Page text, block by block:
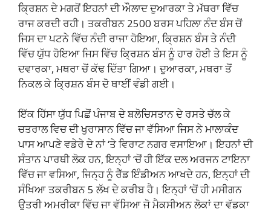
ਕ੍ਰਿਸ਼ਨ ਦੇ ਮਗਰੋਂ ਇਹਨਾਂ ਦੀ ਔਲਾਦ ਦੁਆਰਕਾ ਤੇ ਮੱਥਰਾ ਵਿੱਚ
ਰਾਜ ਕਰਦੀ ਰਹੀ। ਤਕਰੀਬਨ 2500 ਬਰਸ ਪਹਿਲਾ ਨੰਦ ਬੰਸ ਚੋਂ
ਜਿਸ ਦਾ ਪਟਨੇ ਵਿੱਚ ਨੰਦੀ ਰਾਜਾ ਹੋਇਆ, ਕ੍ਰਿਸ਼ਨ ਬੰਸ ਤੇ ਨੰਦੀ
ਵਿੱਚ ਯੁੱਧ ਹੋਇਆ ਜਿਸ ਵਿੱਚ ਕ੍ਰਿਸ਼ਨ ਬੰਸ ਨੂੰ ਹਾਰ ਹੋਈ ਤੇ ਇਸ ਨੂੰ
ਦਵਾਰਕਾ, ਮਥਰਾ ਚੋਂ ਕੱਢ ਦਿੱਤਾ ਗਿਆ। ਦੁਆਰਕਾ, ਮਥਰਾ ਤੋਂ
ਨਿਕਲ ਕੇ ਕ੍ਰਿਸ਼ਨ ਬੰਸ ਦੋ ਥਾਈਂ ਵੰਡੀ ਗਈ।
ਇੱਕ ਹਿੱਸਾ ਯੁੱਧ ਪਿਛੋਂ ਪੰਜਾਬ ਦੇ ਬਲੋਚਿਸਤਾਨ ਦੇ ਰਸਤੇ ਚੱਲ ਕੇ
ਚਤਰਾਲ ਵਿਚ ਦੀ ਖੁਰਾਸਾਨ ਵਿੱਚ ਜਾ ਵੱਸਿਆ ਜਿਸ ਨੇ ਮਾਲਾਕੰਦ
ਪਾਸ ਆਪਣੇ ਵਡੇਰੇ ਦੇ ਨਾਂ ‘ਤੇ ਵਿਰਾਟ ਨਗਰ ਵਸਾਇਆ। ਇਹਨਾਂ ਦੀ
ਸੰਤਾਨ ਪਾਰਥੀ ਲੋਕ ਹਨ, ਇਨ੍ਹਾਂ ‘ਚੋਂ ਹੀ ਇੱਕ ਦਲ ਅਰਜਨ ਟਾਇਨਾ
ਵਿੱਚ ਜਾ ਵਸਿਆ, ਜਿਨ੍ਹ ਨੂੰ ਰੈੱਡ ਇੰਡੀਅਨ ਆਖਦੇ ਹਨ, ਇਨ੍ਹਾਂ ਦੀ
ਸੰਖਿਆ ਤਕਰੀਬਨ 5 ਲੱਖ ਦੇ ਕਰੀਬ ਹੈ। ਇਨ੍ਹਾਂ ‘ਚੋਂ ਹੀ ਮਸੀਗਨ
ਉਤਰੀ ਅਮਰੀਕਾ ਵਿੱਚ ਜਾ ਵੱਸਿਆ ਜੋ ਮੈਕਸੀਅਨ ਲੋਕਾਂ ਦਾ ਵੱਡਕਾ